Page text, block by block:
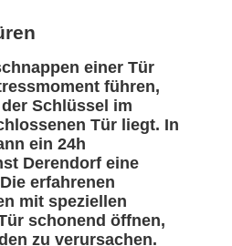
einer Tür
führen,
Schlüssel im
Tür liegt. In
ein 24h
Derendorf eine
erfahrenen
mit speziellen
schonend öffnen,
zu verursachen.